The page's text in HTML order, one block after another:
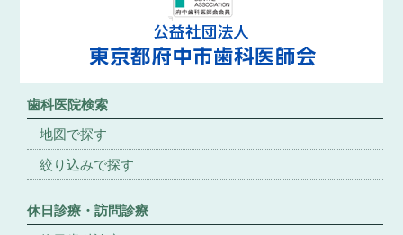
歯科医院検索
地図で探す
絞り込みで探す
休日診療・訪問診療